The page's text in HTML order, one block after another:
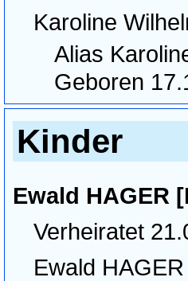
Karoline
Alias
Geboren
Kinder
Ewald HAGER
Verheiratet
Ewald HAGER